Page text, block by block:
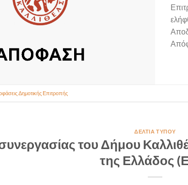
Δημοτικής Επιτροπής
ΔΕΛΤΊΑ ΤΎΠΟΥ
του Δήμου
της Ελλάδος